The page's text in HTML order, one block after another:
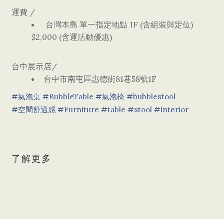
運費 /
台灣本島 單一指定地點 1F (含組裝與定位)
$2,000 (含運活動優惠)
台中展示店/
台中市南屯區惠德街81巷58號1F
#氣泡桌 #BubbleTable #氣泡椅 #bubblestool
#空間舒適感 #Furniture #table #stool #interior
了解更多